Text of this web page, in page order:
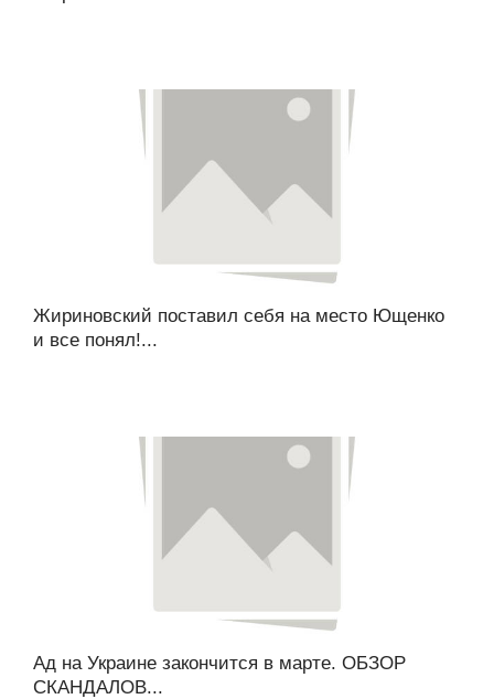
Жириновский поставил себя на место Ющенко
и все понял!...
Ад на Украине закончится в марте. ОБЗОР
СКАНДАЛОВ...